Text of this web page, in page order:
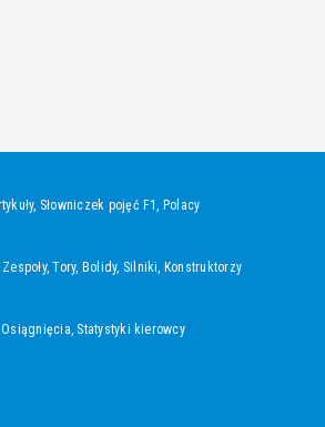
, Słowniczek pojęć F1, Polacy
Zespoły,Tory, Bolidy, Silniki, Konstruktorzy
Osiągnięcia, Statystyki kierowcy